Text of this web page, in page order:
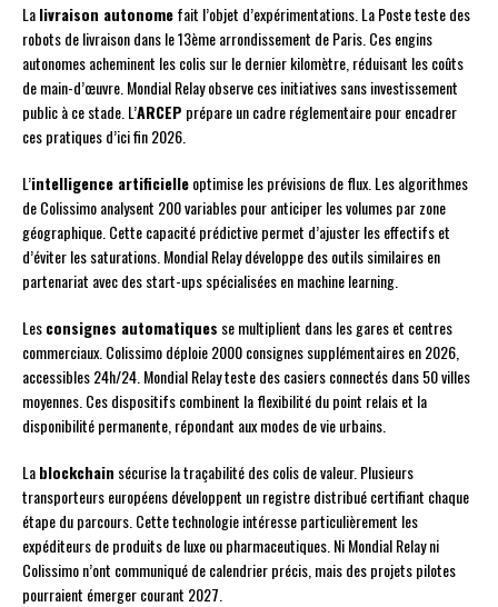
Lalivraison autonomefait l’objet d’expérimentations. La Poste teste des
robots de livraison dans le 13ème arrondissement de Paris. Ces engins
autonomes acheminent les colis sur le dernier kilomètre, réduisant les coûts
de main-d’œuvre. Mondial Relay observe ces initiatives sans investissement
public à ce stade. L’ARCEP prépare un cadre réglementaire pour encadrer
ces pratiques d’ici fin 2026.
L’intelligence artificielleoptimise les prévisions de flux. Les algorithmes
de Colissimo analysent 200 variables pour anticiper les volumes par zone
géographique. Cette capacité prédictive permet d’ajuster les effectifs et
d’éviter les saturations. Mondial Relay développe des outils similaires en
partenariat avec des start-ups spécialisées en machine learning.
Lesconsignes automatiques se multiplient dans les gares et centres
commerciaux. Colissimo déploie 2000 consignes supplémentaires en 2026,
accessibles 24h/24. Mondial Relay teste des casiers connectés dans 50 villes
moyennes. Ces dispositifs combinent la flexibilité du point relais et la
disponibilité permanente, répondant aux modes de vie urbains.
Lablockchain sécurise la traçabilité des colis de valeur. Plusieurs
transporteurs européens développent un registre distribué certifiant chaque
étape du parcours. Cette technologie intéresse particulièrement les
expéditeurs de produits de luxe ou pharmaceutiques. Ni Mondial Relay ni
Colissimo n’ont communiqué de calendrier précis, mais des projets pilotes
pourraient émerger courant 2027.